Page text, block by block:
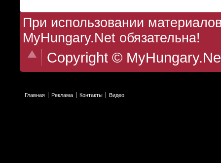
При использовании
MyHungary.Net обязательна!
Copyright ©
Главная Реклама Контакты Видео